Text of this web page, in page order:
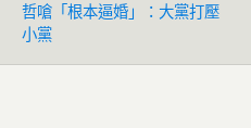
哲嗆「根本逼婚」：大黨打壓
小黨